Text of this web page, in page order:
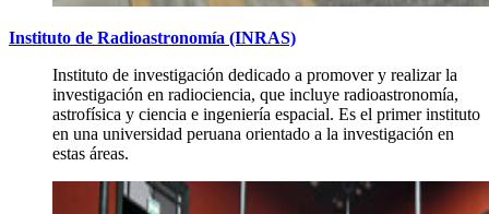
Instituto de Radioastronomía (INRAS)
Instituto de investigación dedicado a promover y realizar la
investigación en radiociencia, que incluye radioastronomía,
astrofísica y ciencia e ingeniería espacial. Es el primer instituto
en una universidad peruana orientado a la investigación en
estas áreas.